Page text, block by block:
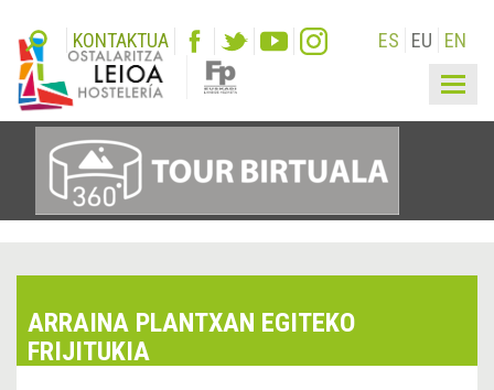
KONTAKTUA ES EU EN
ARRAINA PLANTXAN EGITEKO
FRIJITUKIA